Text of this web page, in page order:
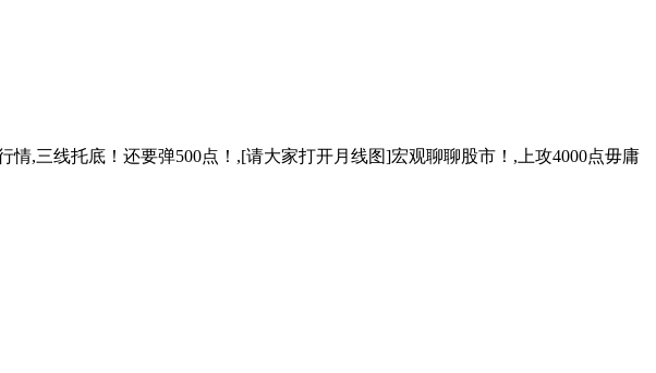
情,三线托底！还要弹500点！,[请大家打开月线图]宏观聊聊股市！,上攻4000点毋庸